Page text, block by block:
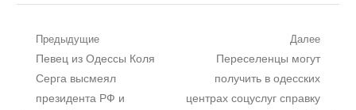
Навигация
записям
Предыдущие
Предыдущий
пост:
Певец из Одессы Коля
Серга высмеял
президента РФ и
Далее
Следующий
пост:
Переселенцы могут
получить в одесских
центрах соцуслуг справку